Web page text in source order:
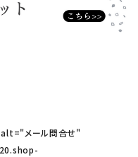
メール問合せ"